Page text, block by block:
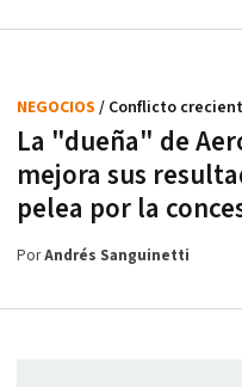
La "dueña" de
mejora sus
pelea por la
NEGOCIOS / Conflicto
PorAndrés Sanguinetti